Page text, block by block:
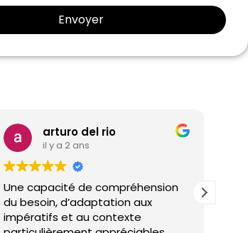
Envoyer
arturo del rio
il y a 2 ans
Une capacité de compréhension
du besoin, d’adaptation aux
impératifs et au contexte